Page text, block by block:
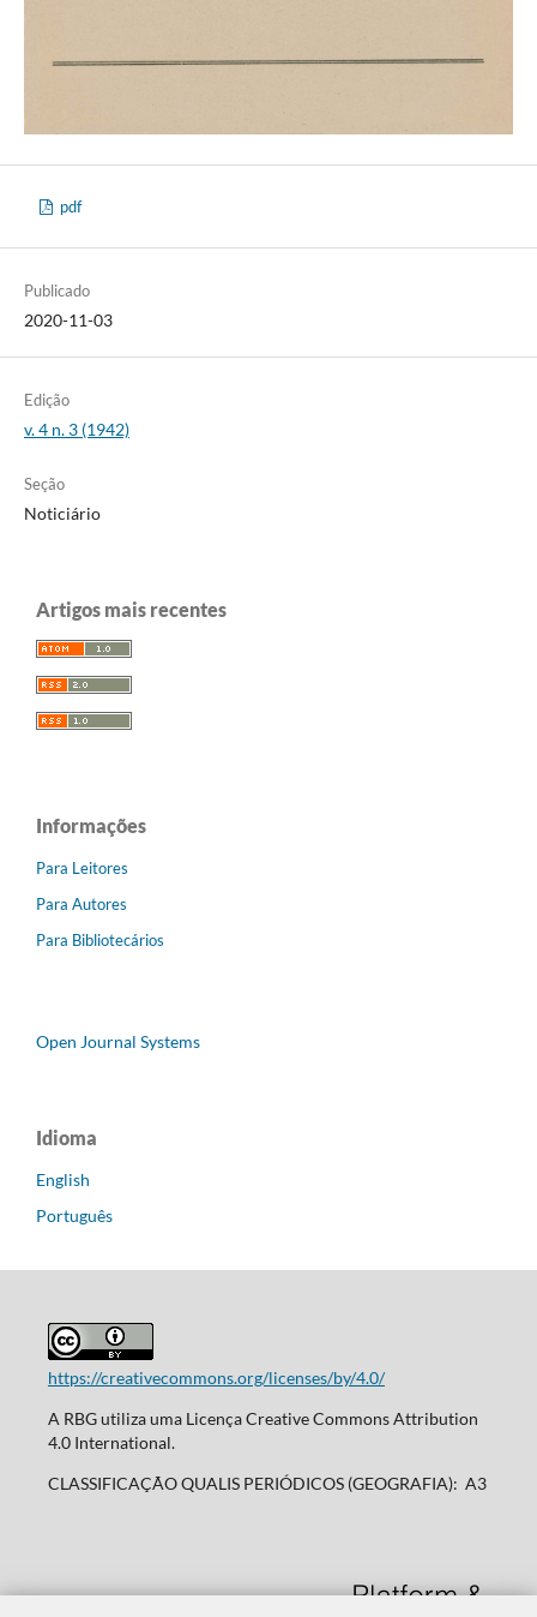
pdf
Publicado
2020-11-03
Edição
v. 4 n. 3 (1942)
Seção
Noticiário
Artigos mais recentes
Informações
Para Leitores
Para Autores
Para Bibliotecários
Open Journal Systems
Idioma
English
Português
https://creativecommons.org/licenses/by/4.0/
A RBG utiliza uma Licença Creative Commons Attribution
4.0 International.
CLASSIFICAÇÃO QUALIS PERIÓDICOS (GEOGRAFIA): A3